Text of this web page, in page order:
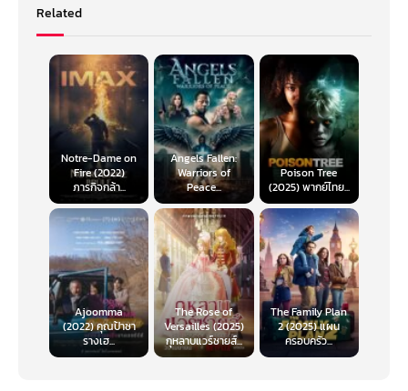
Related
Notre-Dame on
Fire (2022)
ภารกิจกล้า...
Angels Fallen:
Warriors of
Peace...
Poison Tree
(2025) พากย์ไทย...
Ajoomma
(2022) คุณป้าซา
รางเฮ...
The Rose of
Versailles (2025)
กุหลาบแวร์ซายส์...
The Family Plan
2 (2025) แผน
ครอบครัว...